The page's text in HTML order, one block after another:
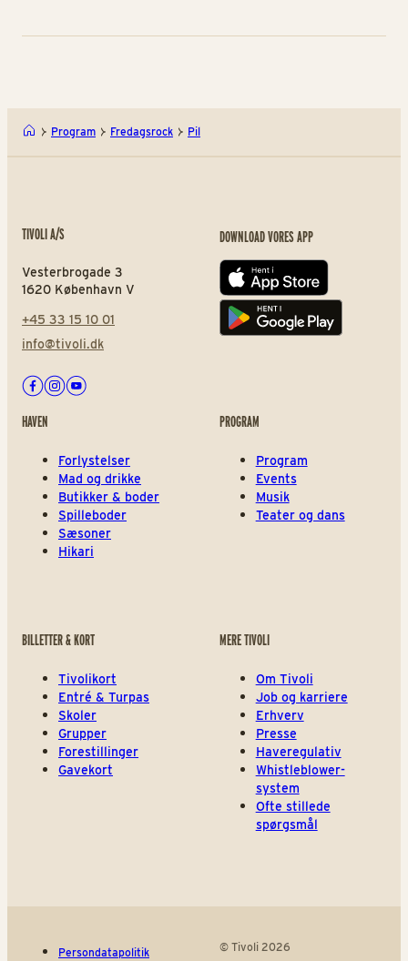
Program Fredagsrock Pil
TIVOLI A/S
Vesterbrogade 3
1620 København V
+45 33 15 10 01
info@tivoli.dk
Facebook
Instagram
Youtube
DOWNLOAD VORES APP
App store
Play store
HAVEN
Forlystelser
Mad og drikke
Butikker & boder
Spilleboder
Sæsoner
Hikari
PROGRAM
Program
Events
Musik
Teater og dans
BILLETTER & KORT
Tivolikort
Entré & Turpas
Skoler
Grupper
Forestillinger
Gavekort
MERE TIVOLI
Om Tivoli
Job og karriere
Erhverv
Presse
Haveregulativ
Whistleblower-
system
Ofte stillede
spørgsmål
Persondatapolitik
© Tivoli 2026